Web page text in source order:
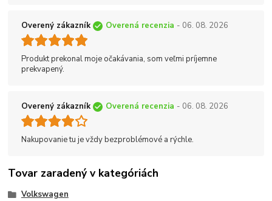
Overený zákazník Overená recenzia - 06. 08. 2026
Produkt prekonal moje očakávania, som veľmi príjemne
prekvapený.
Overený zákazník Overená recenzia - 06. 08. 2026
Nakupovanie tu je vždy bezproblémové a rýchle.
Tovar zaradený v kategóriách
Volkswagen